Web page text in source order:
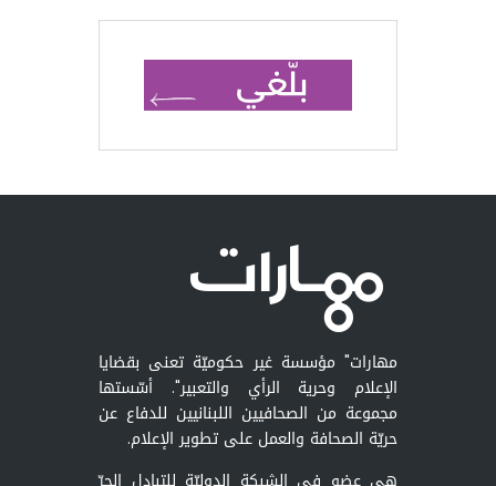
مهارات" مؤسسة غير حكوميّة تعنى بقضايا
الإعلام وحرية الرأي والتعبير". أسّستها
مجموعة من الصحافيين اللبنانيين للدفاع عن
حريّة الصحافة والعمل على تطوير الإعلام.